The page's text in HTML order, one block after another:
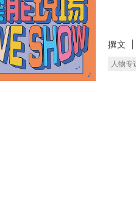
撰文
人物专